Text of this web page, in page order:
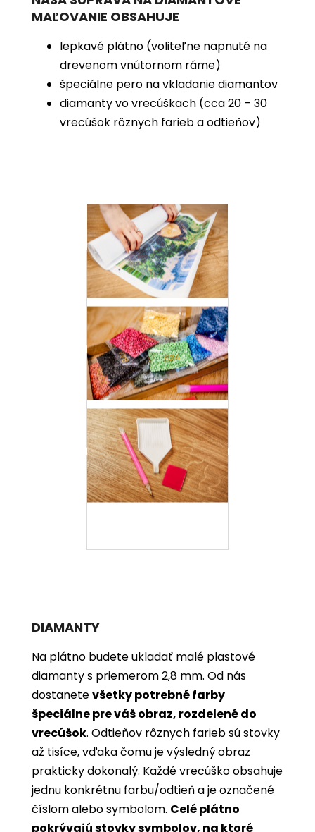
MAĽOVANIE OBSAHUJE
lepkavé plátno (voliteľne napnuté na
drevenom vnútornom ráme)
špeciálne pero na vkladanie diamantov
diamanty vo vrecúškach (cca 20 – 30
vrecúšok rôznych farieb a odtieňov)
DIAMANTY
Na plátno budete ukladať malé plastové
diamanty s priemerom 2,8 mm. Od nás
dostanetevšetky potrebné farby
špeciálne pre váš obraz, rozdelené do
vrecúšok. Odtieňov rôznych farieb sú stovky
až tisíce, vďaka čomu je výsledný obraz
prakticky dokonalý. Každé vrecúško obsahuje
jednu konkrétnu farbu/odtieň a je označené
číslom alebo symbolom. Celé plátno
pokrývajú stovky symbolov, na ktoré